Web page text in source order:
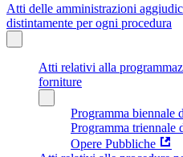
Atti delle amministrazioni
distintamente per ogni procedura
Atti relativi alla
forniture
Programma biennale
Programma triennale
Opere Pubbliche